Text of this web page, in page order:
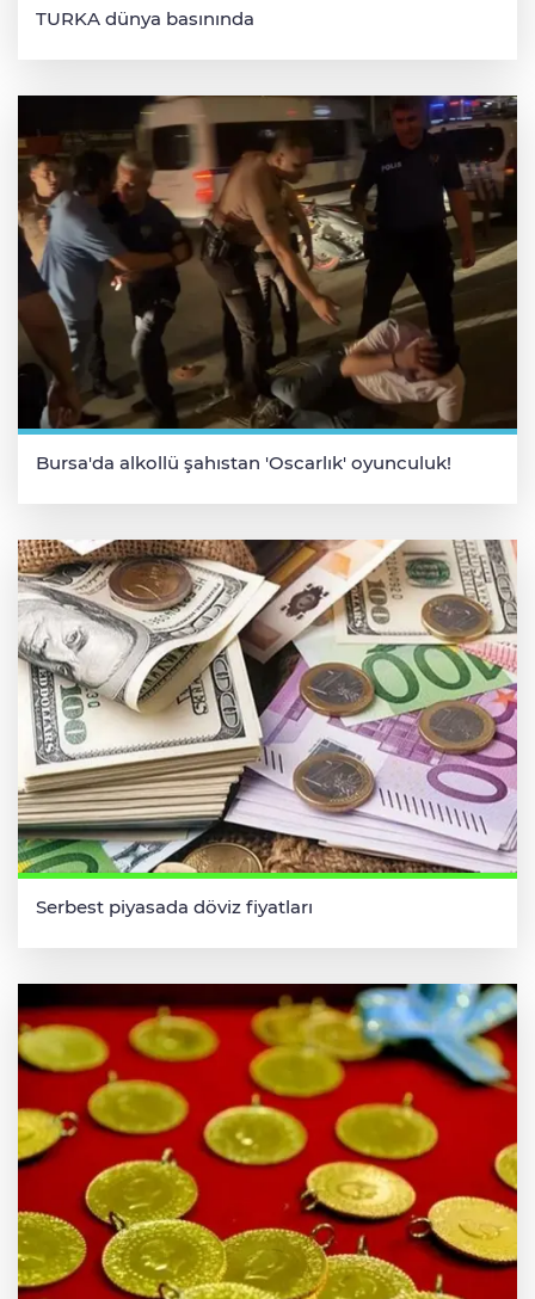
TURKA dünya basınında
Bursa'da alkollü şahıstan 'Oscarlık' oyunculuk!
Serbest piyasada döviz fiyatları